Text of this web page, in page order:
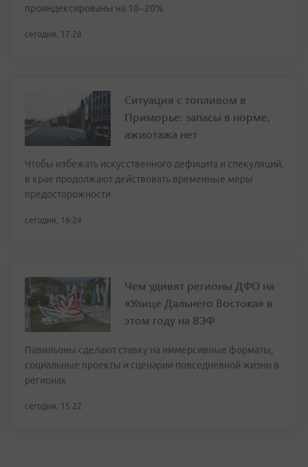
проиндексированы на 10–20%
сегодня, 17:28
Ситуация с топливом в
Приморье: запасы в норме,
ажиотажа нет
Чтобы избежать искусственного дефицита и спекуляций,
в крае продолжают действовать временные меры
предосторожности
сегодня, 16:24
Чем удивят регионы ДФО на
«Улице Дальнего Востока» в
этом году на ВЭФ
Павильоны сделают ставку на иммерсивные форматы,
социальные проекты и сценарии повседневной жизни в
регионах
сегодня, 15:22